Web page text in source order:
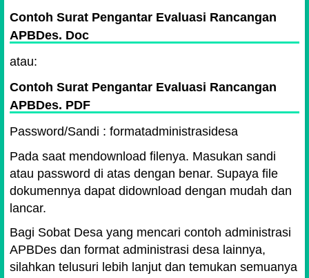
Contoh Surat Pengantar Evaluasi Rancangan
APBDes. Doc
atau:
Contoh Surat Pengantar Evaluasi Rancangan
APBDes. PDF
Password/Sandi : formatadministrasidesa
Pada saat mendownload filenya. Masukan sandi
atau password di atas dengan benar. Supaya file
dokumennya dapat didownload dengan mudah dan
lancar.
Bagi Sobat Desa yang mencari contoh administrasi
APBDes dan format administrasi desa lainnya,
silahkan telusuri lebih lanjut dan temukan semuanya